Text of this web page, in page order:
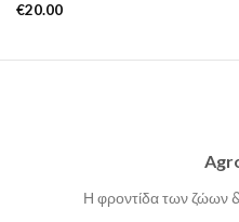
€20.00
Η φροντίδα των ζώων